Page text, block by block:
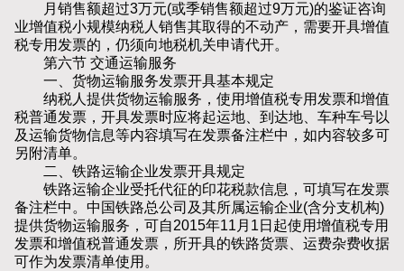
月销售额超过3万元(或季销售额超过9万元)的鉴证咨询
业增值税小规模纳税人销售其取得的不动产，需要开具增值
税专用发票的，仍须向地税机关申请代开。
第六节 交通运输服务
一、货物运输服务发票开具基本规定
纳税人提供货物运输服务，使用增值税专用发票和增值
税普通发票，开具发票时应将起运地、到达地、车种车号以
及运输货物信息等内容填写在发票备注栏中，如内容较多可
另附清单。
二、铁路运输企业发票开具规定
铁路运输企业受托代征的印花税款信息，可填写在发票
备注栏中。中国铁路总公司及其所属运输企业(含分支机构)
提供货物运输服务，可自2015年11月1日起使用增值税专用
发票和增值税普通发票，所开具的铁路货票、运费杂费收据
可作为发票清单使用。